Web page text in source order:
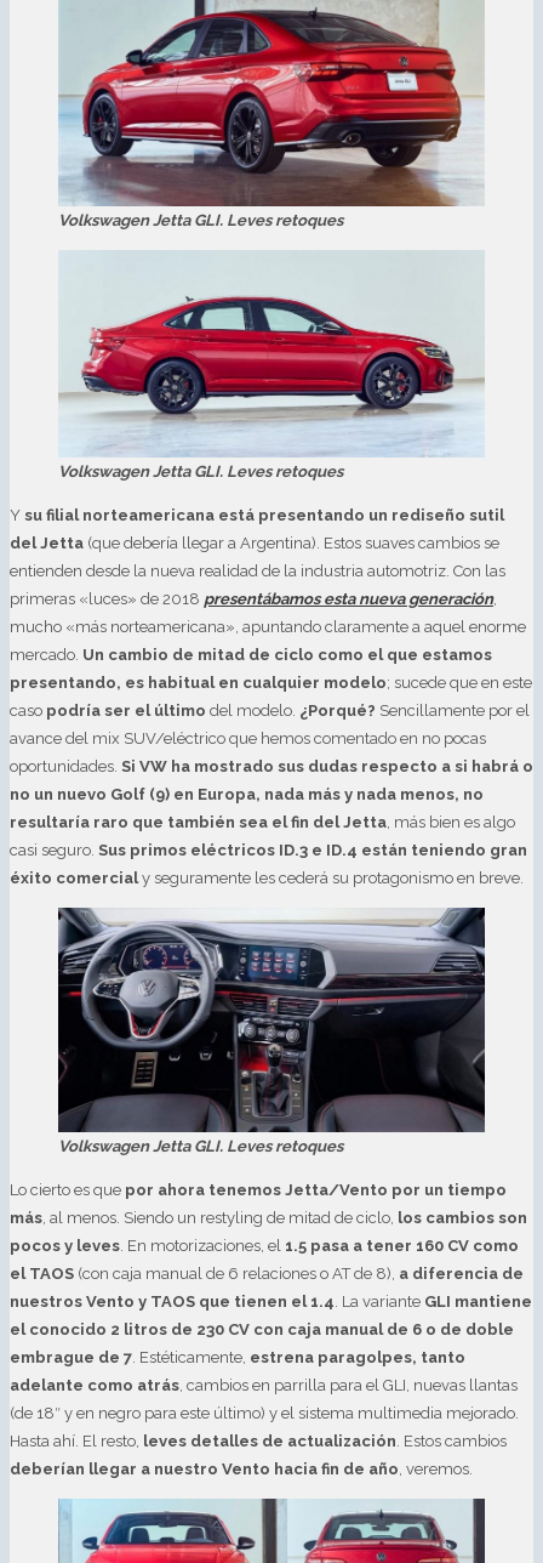
Volkswagen Jetta GLI. Leves retoques
Volkswagen Jetta GLI. Leves retoques
Y su filial norteamericana está presentando un rediseño sutil
del Jetta (que debería llegar a Argentina). Estos suaves cambios se
entienden desde la nueva realidad de la industria automotriz. Con las
primeras «luces» de 2018 presentábamos esta nueva generación,
mucho «más norteamericana», apuntando claramente a aquel enorme
mercado. Un cambio de mitad de ciclo como el que estamos
presentando, es habitual en cualquier modelo; sucede que en este
caso podría ser el último del modelo. ¿Porqué? Sencillamente por el
avance del mix SUV/eléctrico que hemos comentado en no pocas
oportunidades. Si VW ha mostrado sus dudas respecto a si habrá o
no un nuevo Golf (9) en Europa, nada más y nada menos, no
resultaría raro que también sea el fin del Jetta , más bien es algo
casi seguro. Sus primos eléctricos ID.3 e ID.4 están teniendo gran
éxito comercialy seguramente les cederá su protagonismo en breve.
Volkswagen Jetta GLI. Leves retoques
Lo cierto es que por ahora tenemos Jetta/Vento por un tiempo
más , al menos. Siendo un restyling de mitad de ciclo, los cambios son
pocos y leves . En motorizaciones, el 1.5 pasa a tener 160 CV como
el TAOS (con caja manual de 6 relaciones o AT de 8), a diferencia de
nuestros Vento y TAOS que tienen el 1.4 . La variante GLI mantiene
el conocido 2 litros de 230 CV con caja manual de 6 o de doble
embrague de 7 . Estéticamente, estrena paragolpes, tanto
adelante como atrás , cambios en parrilla para el GLI, nuevas llantas
(de 18″ y en negro para este último) y el sistema multimedia mejorado.
Hasta ahí. El resto, leves detalles de actualización . Estos cambios
deberían llegar a nuestro Vento hacia fin de año , veremos.